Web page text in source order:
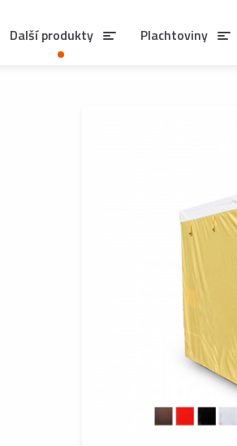
Další produkty Plachtoviny